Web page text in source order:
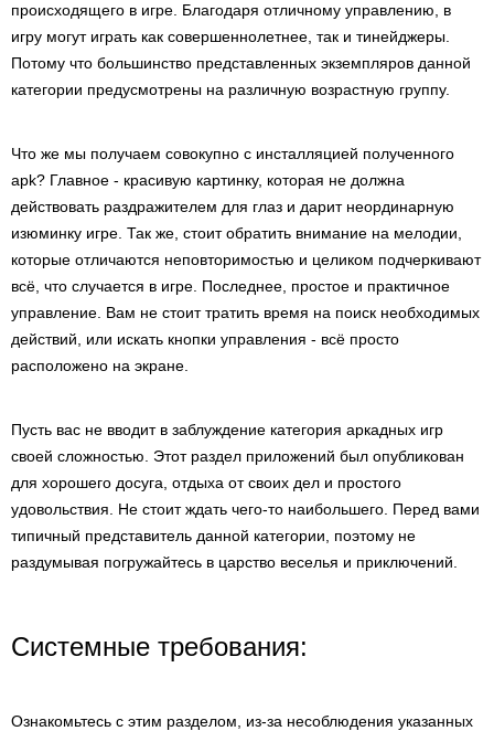
происходящего в игре. Благодаря отличному управлению, в
игру могут играть как совершеннолетнее, так и тинейджеры.
Потому что большинство представленных экземпляров данной
категории предусмотрены на различную возрастную группу.
Что же мы получаем совокупно с инсталляцией полученного
apk? Главное - красивую картинку, которая не должна
действовать раздражителем для глаз и дарит неординарную
изюминку игре. Так же, стоит обратить внимание на мелодии,
которые отличаются неповторимостью и целиком подчеркивают
всё, что случается в игре. Последнее, простое и практичное
управление. Вам не стоит тратить время на поиск необходимых
действий, или искать кнопки управления - всё просто
расположено на экране.
Пусть вас не вводит в заблуждение категория аркадных игр
своей сложностью. Этот раздел приложений был опубликован
для хорошего досуга, отдыха от своих дел и простого
удовольствия. Не стоит ждать чего-то наибольшего. Перед вами
типичный представитель данной категории, поэтому не
раздумывая погружайтесь в царство веселья и приключений.
Системные требования:
Ознакомьтесь с этим разделом, из-за несоблюдения указанных